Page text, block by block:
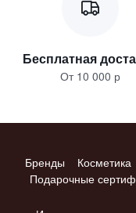
Бесплатная
От 10 000 р
Бренды Косметика
Подарочные